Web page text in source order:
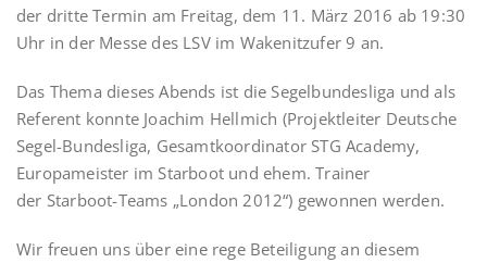
der dritte Termin am Freitag, dem 11. März 2016 ab 19:30
Uhr in der Messe des LSV im Wakenitzufer 9 an.
Das Thema dieses Abends ist die Segelbundesliga und als
Referent konnte Joachim Hellmich (Projektleiter Deutsche
Segel-Bundesliga, Gesamtkoordinator STG Academy,
Europameister im Starboot und ehem. Trainer
der Starboot-Teams „London 2012“) gewonnen werden.
Wir freuen uns über eine rege Beteiligung an diesem